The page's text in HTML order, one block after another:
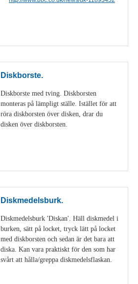
Diskborste.
Diskborste med tving. Diskborsten
monteras på lämpligt ställe. Istället för att
röra diskborsten över disken, drar du
disken över diskborsten.
Diskmedelsburk.
Diskmedelsburk 'Diskan'. Häll diskmedel i
burken, sätt på locket, tryck lätt på locket
med diskborsten och sedan är det bara att
diska. Kan vara praktiskt för den som har
svårt att hålla/greppa diskmedelsflaskan.